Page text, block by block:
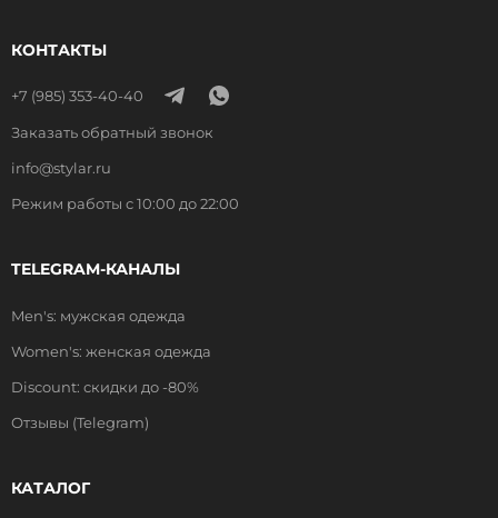
КОНТАКТЫ
+7 (985) 353-40-40
Заказать обратный звонок
info@stylar.ru
Режим работы с 10:00 до 22:00
TELEGRAM-КАНАЛЫ
Men's: мужская одежда
Women's: женская одежда
Discount: скидки до -80%
Отзывы (Telegram)
КАТАЛОГ